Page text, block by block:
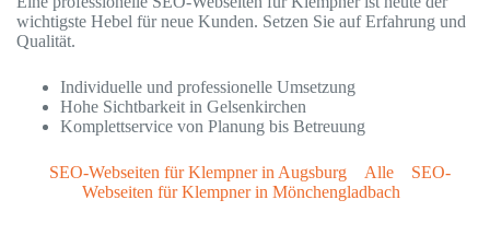
wichtigste Hebel für neue Kunden. Setzen Sie auf Erfahrung und
Qualität.
Individuelle und professionelle Umsetzung
Hohe Sichtbarkeit in Gelsenkirchen
Komplettservice von Planung bis Betreuung
SEO-Webseiten für Klempner in Augsburg Alle
SEO-
Webseiten für Klempner in Mönchengladbach